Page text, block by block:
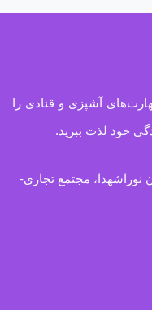
آشپزی و قنادی را
خود لذت ببرید.
بوستان نوراشهدا، مجتمع تجاری-